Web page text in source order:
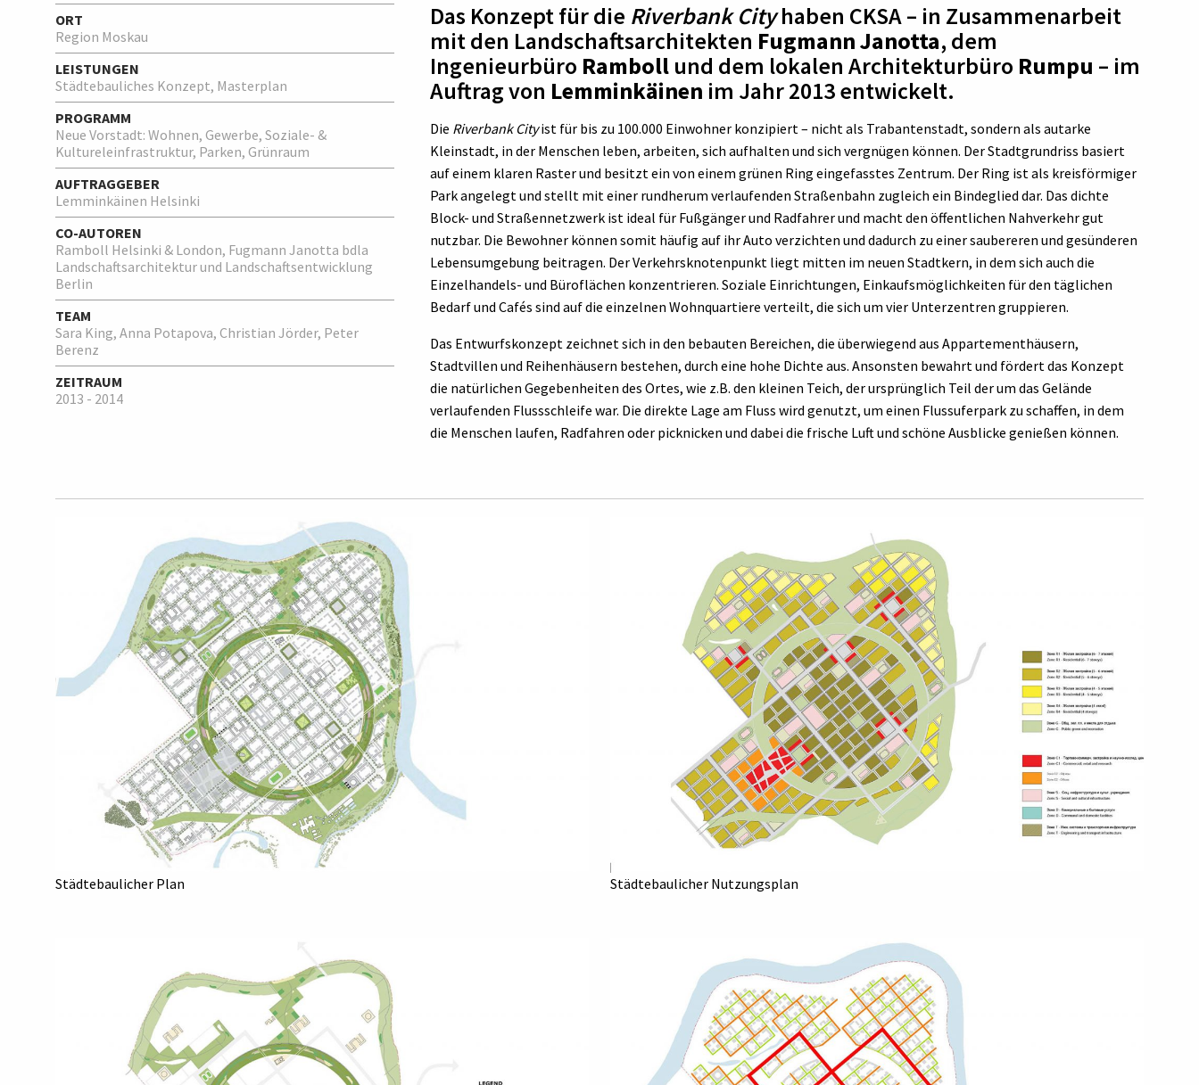
ORT
Region Moskau
LEISTUNGEN
Städtebauliches Konzept, Masterplan
PROGRAMM
Neue Vorstadt: Wohnen, Gewerbe, Soziale- &
Kultureleinfrastruktur, Parken, Grünraum
AUFTRAGGEBER
Lemminkäinen Helsinki
CO-AUTOREN
Ramboll Helsinki & London, Fugmann Janotta bdla
Landschaftsarchitektur und Landschaftsentwicklung
Berlin
TEAM
Sara King, Anna Potapova, Christian Jörder, Peter
Berenz
ZEITRAUM
2013 - 2014
Das Konzept für die Riverbank Cityhaben CKSA – in Zusammenarbeit
mit den Landschaftsarchitekten Fugmann Janotta, dem
Ingenieurbüro Rambollund dem lokalen Architekturbüro Rumpu – im
Auftrag von Lemminkäinen im Jahr 2013 entwickelt.
Die Riverbank Cityist für bis zu 100.000 Einwohner konzipiert – nicht als Trabantenstadt, sondern als autarke
Kleinstadt, in der Menschen leben, arbeiten, sich aufhalten und sich vergnügen können. Der Stadtgrundriss basiert
auf einem klaren Raster und besitzt ein von einem grünen Ring eingefasstes Zentrum. Der Ring ist als kreisförmiger
Park angelegt und stellt mit einer rundherum verlaufenden Straßenbahn zugleich ein Bindeglied dar. Das dichte
Block- und Straßennetzwerk ist ideal für Fußgänger und Radfahrer und macht den öffentlichen Nahverkehr gut
nutzbar. Die Bewohner können somit häufig auf ihr Auto verzichten und dadurch zu einer saubereren und gesünderen
Lebensumgebung beitragen. Der Verkehrsknotenpunkt liegt mitten im neuen Stadtkern, in dem sich auch die
Einzelhandels- und Büroflächen konzentrieren. Soziale Einrichtungen, Einkaufsmöglichkeiten für den täglichen
Bedarf und Cafés sind auf die einzelnen Wohnquartiere verteilt, die sich um vier Unterzentren gruppieren.
Das Entwurfskonzept zeichnet sich in den bebauten Bereichen, die überwiegend aus Appartementhäusern,
Stadtvillen und Reihenhäusern bestehen, durch eine hohe Dichte aus. Ansonsten bewahrt und fördert das Konzept
die natürlichen Gegebenheiten des Ortes, wie z.B. den kleinen Teich, der ursprünglich Teil der um das Gelände
verlaufenden Flussschleife war. Die direkte Lage am Fluss wird genutzt, um einen Flussuferpark zu schaffen, in dem
die Menschen laufen, Radfahren oder picknicken und dabei die frische Luft und schöne Ausblicke genießen können.
Städtebaulicher Plan Städtebaulicher Nutzungsplan